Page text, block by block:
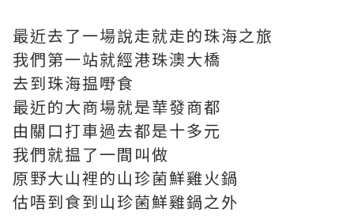
最近去了一場說走就走的珠海之旅
我們第一站就經港珠澳大橋
去到珠海揾嘢食
最近的大商場就是華發商都
由關口打車過去都是十多元
我們就揾了一間叫做
原野大山裡的山珍菌鮮雞火鍋
估唔到食到山珍菌鮮雞鍋之外